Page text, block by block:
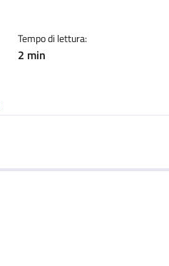
Tempo di lettura:
2 min